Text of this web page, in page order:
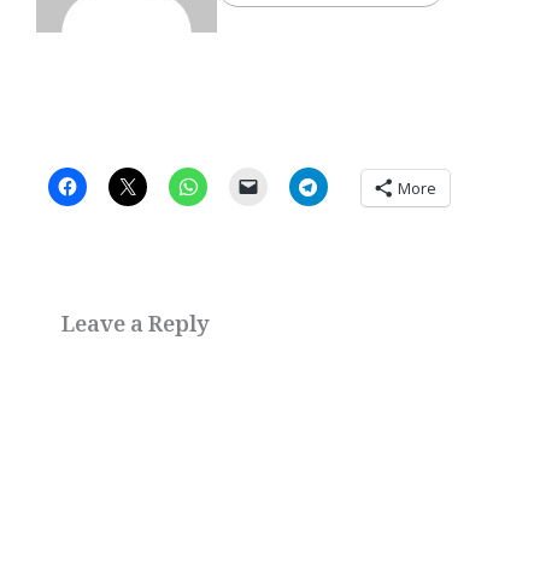
More
Leave a Reply